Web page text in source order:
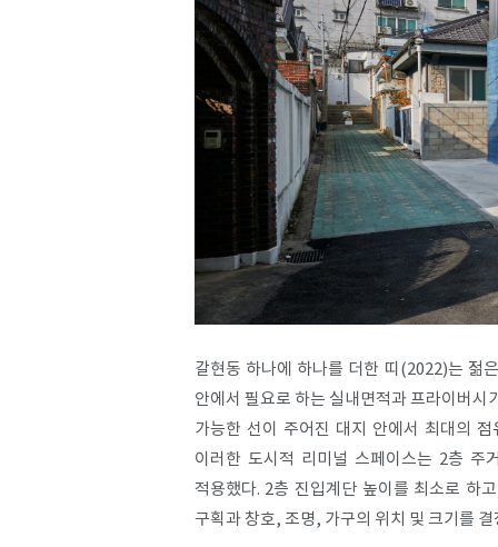
갈현동 하나에 하나를 더한 띠(2022)는 젊
안에서 필요로 하는 실내면적과 프라이버시
가능한 선이 주어진 대지 안에서 최대의
이러한 도시적 리미널 스페이스는 2층 주
적용했다. 2층 진입계단 높이를 최소로 하
구획과 창호, 조명, 가구의 위치 및 크기를 결